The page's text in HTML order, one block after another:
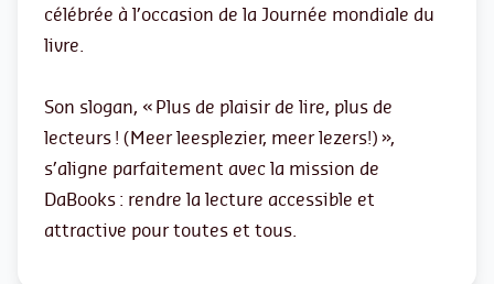
célébrée à l’occasion de la Journée mondiale du
livre.
Son slogan, « Plus de plaisir de lire, plus de
lecteurs ! (Meer leesplezier, meer lezers!) »,
s’aligne parfaitement avec la mission de
DaBooks : rendre la lecture accessible et
attractive pour toutes et tous.